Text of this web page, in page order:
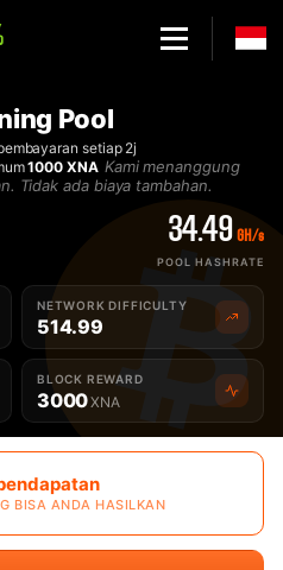
- 2Miners
Pool
setiap 2j
1000 XNA Kami menanggung
Tidak ada biaya tambahan.
34.49 GH/s
POOL HASHRATE
NETWORK DIFFICULTY
514.99
BLOCK REWARD
3000XNA
BISA ANDA HASILKAN